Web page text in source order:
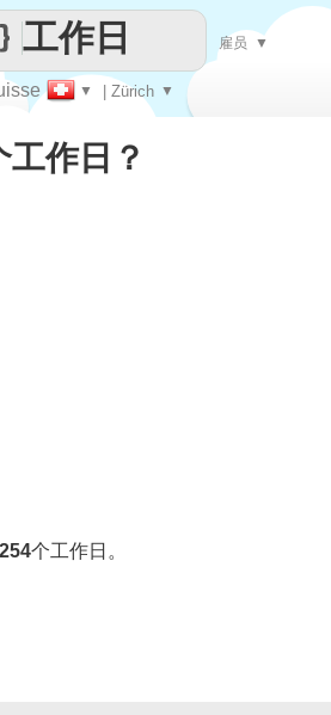
每一天
▼ | Zürich ▼
工作日 雇员 ▼
作日？
254个工作日。